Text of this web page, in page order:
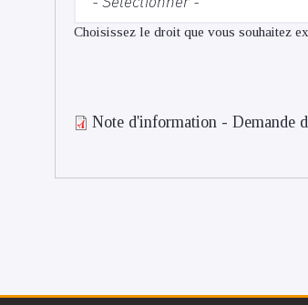
Choisissez le droit que vous souhaitez
Note d'information - Demande